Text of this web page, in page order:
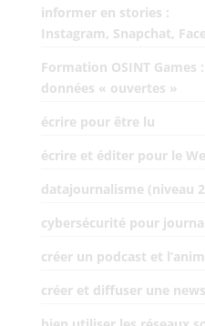
informer en stories :
Instagram, Snapchat,
Formation OSINT Games
données « ouvertes »
écrire pour être lu
écrire et éditer pour le
datajournalisme (niveau
cybersécurité pour
créer un podcast et
créer et diffuser une